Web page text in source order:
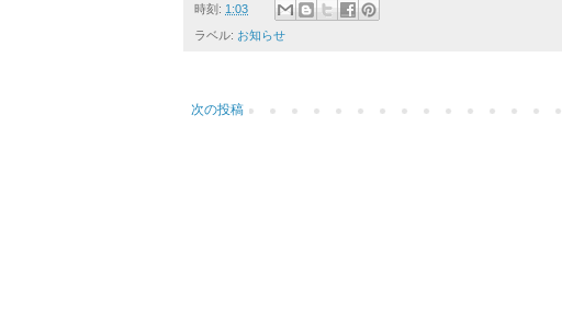
時刻: 1:03
ラベル: お知らせ
次の投稿